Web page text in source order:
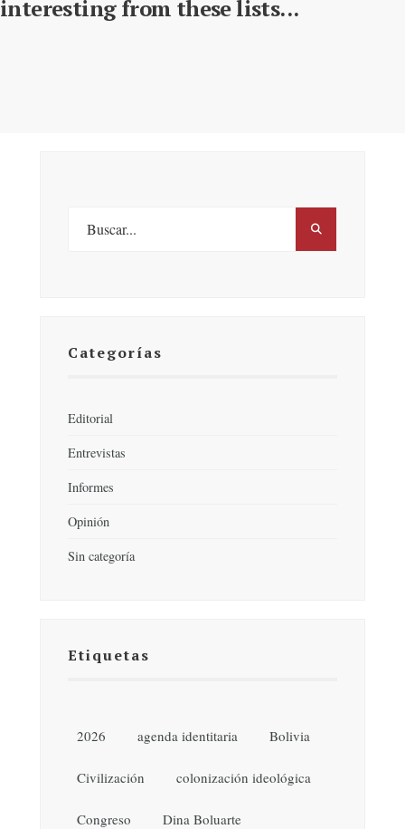
interesting from these lists...
Categorías
Editorial
Entrevistas
Informes
Opinión
Sin categoría
Etiquetas
2026 agenda identitaria Bolivia
Civilización colonización ideológica
Congreso Dina Boluarte